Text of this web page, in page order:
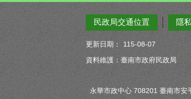
民政局交通位置 隱
更新日期：
115-08-07
資料維護：臺南市政府民政局
永華市政中心 708201 臺南市